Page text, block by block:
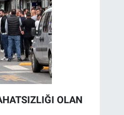
OLAN